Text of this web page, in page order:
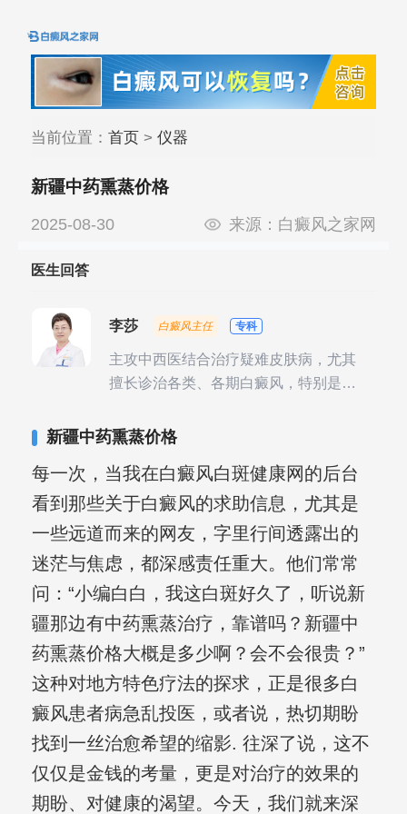
当前位置： 首页> 仪器
新疆中药熏蒸价格
2025-08-30 来源： 白癜风之家网
医生回答
李莎 白癜风主任 专科
主攻中西医结合治疗疑难皮肤病，尤其
擅长诊治各类、各期白癜风，特别是对
复发期;临床运用中医的辨证施治，理法
新疆中药熏蒸价格
每一次，当我在白癜风白斑健康网的后台
看到那些关于白癜风的求助信息，尤其是
一些远道而来的网友，字里行间透露出的
迷茫与焦虑，都深感责任重大。他们常常
问：“小编白白，我这白斑好久了，听说新
疆那边有中药熏蒸治疗，靠谱吗？新疆中
药熏蒸价格大概是多少啊？会不会很贵？”
这种对地方特色疗法的探求，正是很多白
癜风患者病急乱投医，或者说，热切期盼
找到一丝治愈希望的缩影. 往深了说，这不
仅仅是金钱的考量，更是对治疗的效果的
期盼、对健康的渴望。今天，我们就来深